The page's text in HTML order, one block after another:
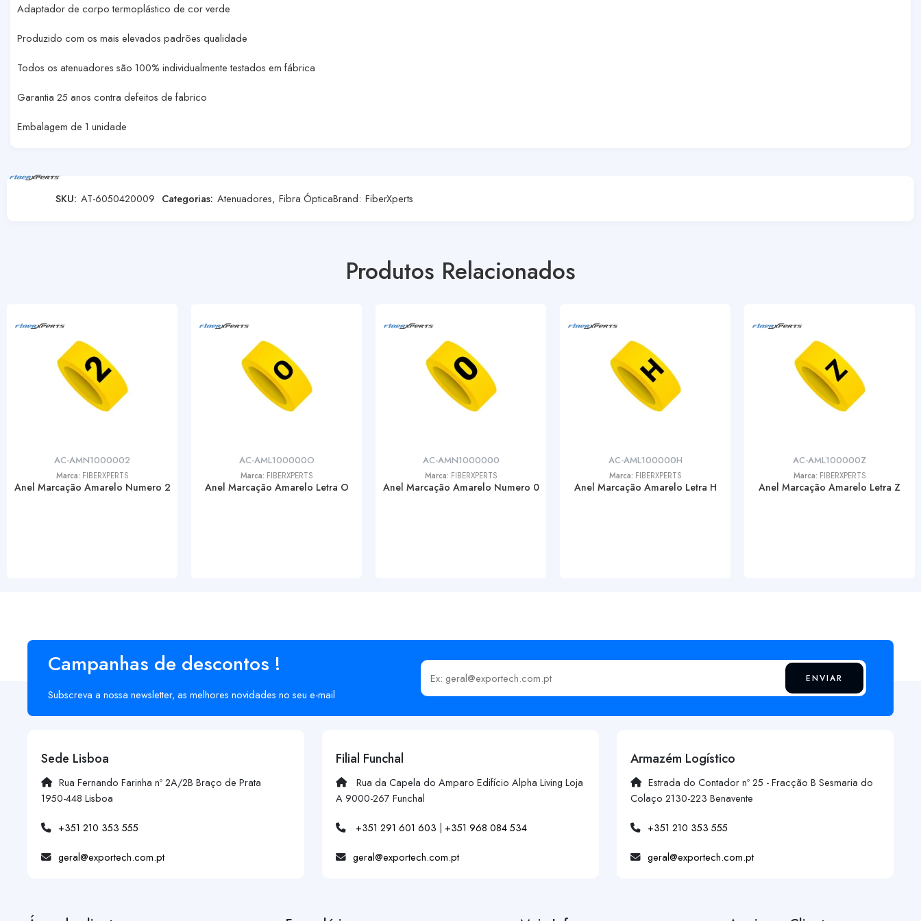
Adaptador de corpo termoplástico de cor verde
Produzido com os mais elevados padrões qualidade
Todos os atenuadores são 100% individualmente testados em fábrica
Garantia 25 anos contra defeitos de fabrico
Embalagem de 1 unidade
SKU: AT-6050420009 Categorias: Atenuadores, Fibra ÓpticaBrand: FiberXperts
Produtos Relacionados
AC-AMN1000002
Marca: FIBERXPERTS
Anel Marcação Amarelo Numero 2
AC-AML100000O
Marca: FIBERXPERTS
Anel Marcação Amarelo Letra O
AC-AMN1000000
Marca: FIBERXPERTS
Anel Marcação Amarelo Numero 0
AC-AML100000H
Marca: FIBERXPERTS
Anel Marcação Amarelo Letra H
AC-AML100000Z
Marca: FIBERXPERTS
Anel Marcação Amarelo Letra Z
Campanhas de descontos !
Subscreva a nossa newsletter, as melhores novidades no seu e-mail
Insira o seu email ENVIAR
Sede Lisboa
Rua Fernando Farinha nº 2A/2B Braço de Prata
1950-448 Lisboa
+351 210 353 555
geral@exportech.com.pt
Filial Funchal
Rua da Capela do Amparo Edifício Alpha Living Loja
A 9000-267 Funchal
+351 291 601 603 | +351 968 084 534
geral@exportech.com.pt
Armazém Logístico
Estrada do Contador nº 25 - Fracção B Sesmaria do
Colaço 2130-223 Benavente
+351 210 353 555
geral@exportech.com.pt